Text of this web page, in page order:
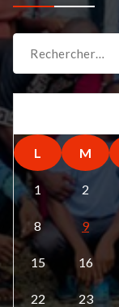
pour :
L M
1 2
8 9
15 16
22 23